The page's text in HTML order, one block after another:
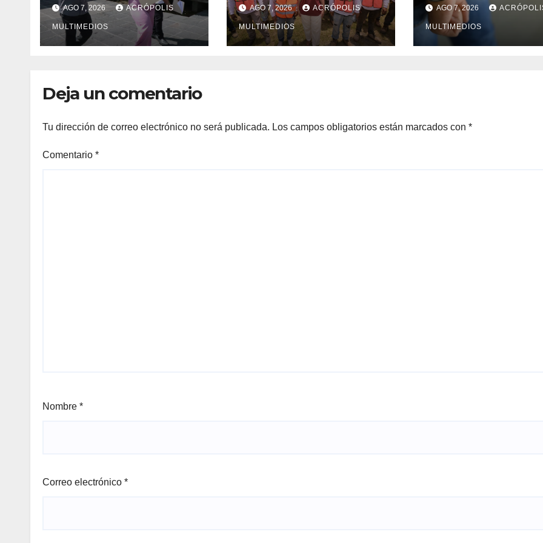
Sureste
AGO 7, 2026 ACRÓPOLIS
MULTIMEDIOS
solución para
ingenio en crisis
AGO 7, 2026 ACRÓPOLIS
MULTIMEDIOS
hidrocarburo
AGO 7, 2026
MULTIMEDIOS
Deja un comentario
Tu dirección de correo electrónico no será publicada. Los campos obligatorios están marcados con *
Comentario *
Nombre *
Correo electrónico *